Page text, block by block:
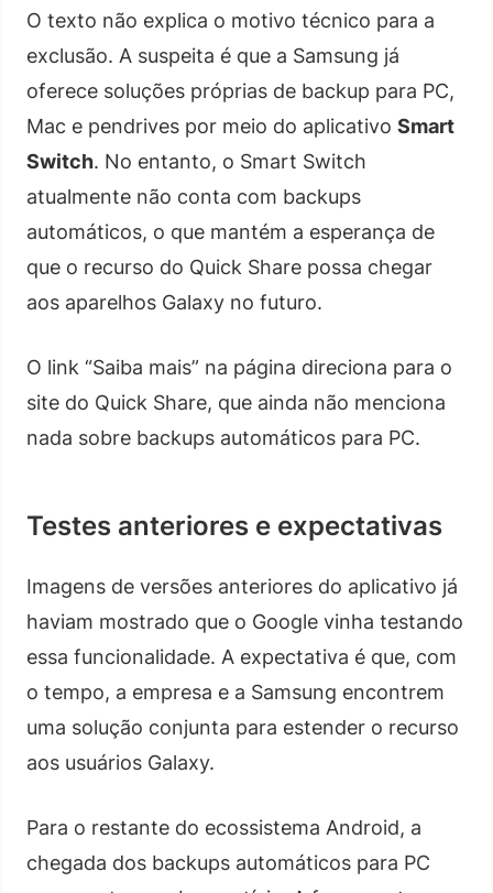
O texto não explica o motivo técnico para a
exclusão. A suspeita é que a Samsung já
oferece soluções próprias de backup para PC,
Mac e pendrives por meio do aplicativo Smart
Switch. No entanto, o Smart Switch
atualmente não conta com backups
automáticos, o que mantém a esperança de
que o recurso do Quick Share possa chegar
aos aparelhos Galaxy no futuro.
O link “Saiba mais” na página direciona para o
site do Quick Share, que ainda não menciona
nada sobre backups automáticos para PC.
Testes anteriores e expectativas
Imagens de versões anteriores do aplicativo já
haviam mostrado que o Google vinha testando
essa funcionalidade. A expectativa é que, com
o tempo, a empresa e a Samsung encontrem
uma solução conjunta para estender o recurso
aos usuários Galaxy.
Para o restante do ecossistema Android, a
chegada dos backups automáticos para PC